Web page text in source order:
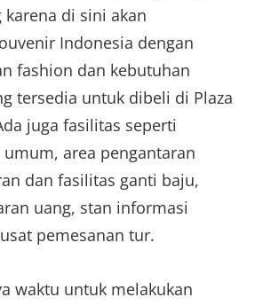
di sini akan
Indonesia dengan
fashion dan kebutuhan
tersedia untuk dibeli di Plaza
juga fasilitas seperti
area pengantaran
dan fasilitas ganti baju,
uang, stan informasi
pemesanan tur.
waktu untuk melakukan